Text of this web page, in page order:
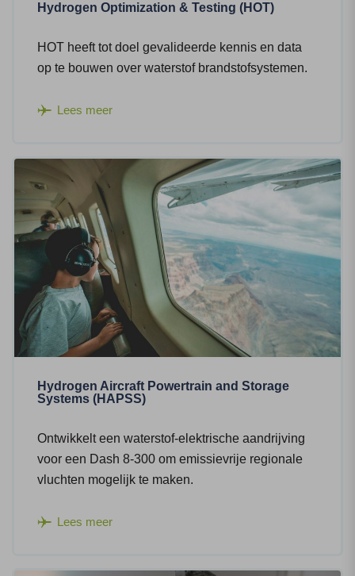
Hydrogen Optimization & Testing (HOT)
HOT heeft tot doel gevalideerde kennis en data
op te bouwen over waterstof brandstofsystemen.
Lees meer
Hydrogen Aircraft Powertrain and Storage
Systems (HAPSS)
Ontwikkelt een waterstof-elektrische aandrijving
voor een Dash 8-300 om emissievrije regionale
vluchten mogelijk te maken.
Lees meer